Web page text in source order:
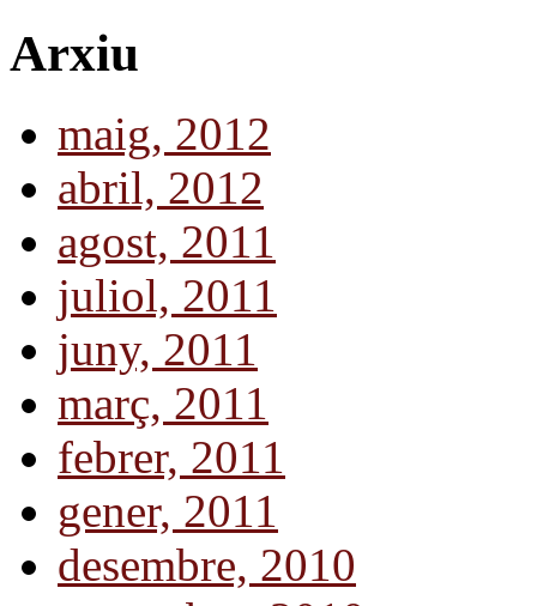
Arxiu
maig, 2012
abril, 2012
agost, 2011
juliol, 2011
juny, 2011
març, 2011
febrer, 2011
gener, 2011
desembre, 2010